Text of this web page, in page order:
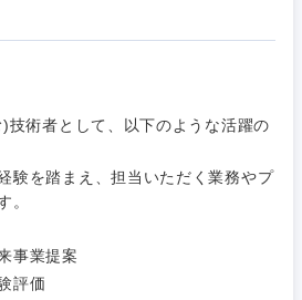
技術者として、以下のような活躍の
験を踏まえ、担当いただく業務やプ
。
事業提案
評価
選択してください
選択してください
選択してください
を選択してください
入力ください